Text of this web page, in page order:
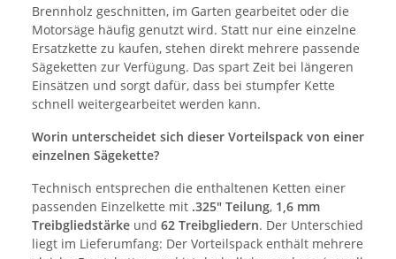
Brennholz geschnitten, im Garten gearbeitet oder die
Motorsäge häufig genutzt wird. Statt nur eine einzelne
Ersatzkette zu kaufen, stehen direkt mehrere passende
Sägeketten zur Verfügung. Das spart Zeit bei längeren
Einsätzen und sorgt dafür, dass bei stumpfer Kette
schnell weitergearbeitet werden kann.
Worin unterscheidet sich dieser Vorteilspack von einer
einzelnen Sägekette?
Technisch entsprechen die enthaltenen Ketten einer
passenden Einzelkette mit .325" Teilung, 1,6 mm
Treibgliedstärke und 62 Treibgliedern. Der Unterschied
liegt im Lieferumfang: Der Vorteilspack enthält mehrere